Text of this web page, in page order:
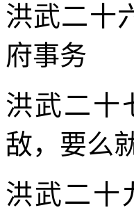
洪武二十
府事务
洪武二十
敌，要么
洪武二十